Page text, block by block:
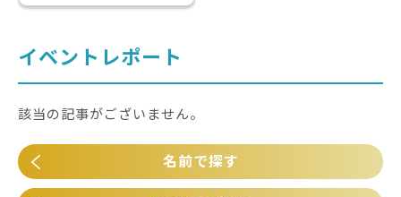
イベントレポート
該当の記事がございません。
名前で探す